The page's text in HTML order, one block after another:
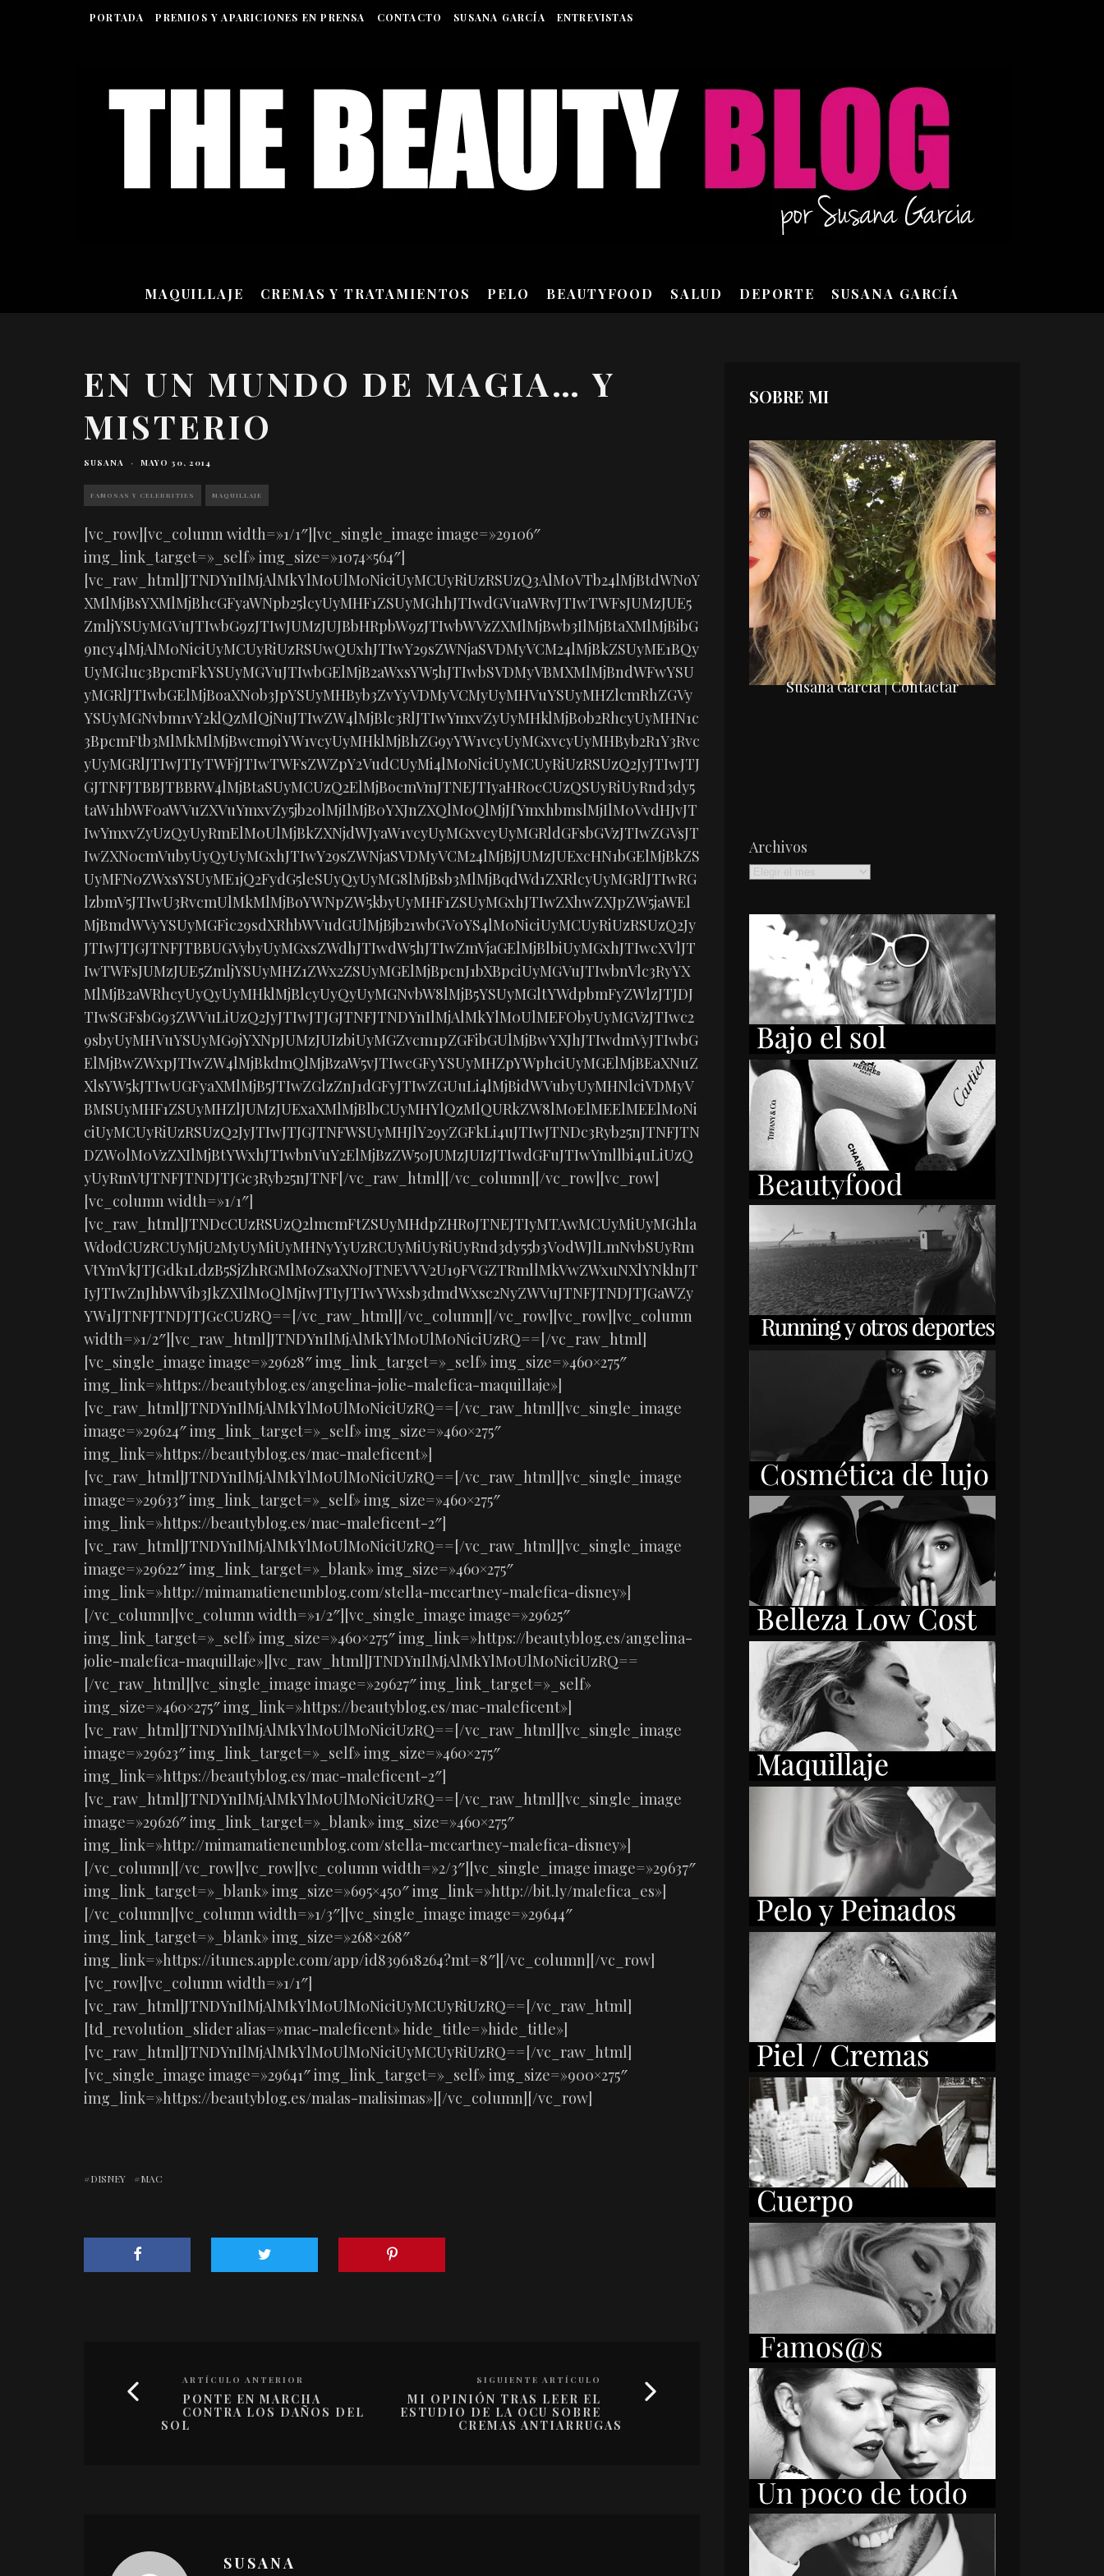
PORTADA PREMIOS Y APARICIONES EN PRENSA CONTACTO SUSANA GARCÍA ENTREVISTAS
MAQUILLAJE CREMAS Y TRATAMIENTOS PELO BEAUTYFOOD SALUD DEPORTE SUSANA GARCÍA
EN UN MUNDO DE MAGIA… Y
MISTERIO
SUSANA · MAYO 30, 2014
FAMOSAS Y CELEBRITIES MAQUILLAJE
[vc_row][vc_column width=»1/1″][vc_single_image image=»29106″
img_link_target=»_self» img_size=»1074×564″]
[vc_raw_html]JTNDYnIlMjAlMkYlM0UlM0NiciUyMCUyRiUzRSUzQ3AlM0VTb24lMjBtdWNoY
XMlMjBsYXMlMjBhcGFyaWNpb25lcyUyMHF1ZSUyMGhhJTIwdGVuaWRvJTIwTWFsJUMzJUE5
ZmljYSUyMGVuJTIwbG9zJTIwJUMzJUJBbHRpbW9zJTIwbWVzZXMlMjBwb3IlMjBtaXMlMjBibG
9ncy4lMjAlM0NiciUyMCUyRiUzRSUwQUxhJTIwY29sZWNjaSVDMyVCM24lMjBkZSUyME1BQy
UyMGluc3BpcmFkYSUyMGVuJTIwbGElMjB2aWxsYW5hJTIwbSVDMyVBMXMlMjBndWFwYSU
yMGRlJTIwbGElMjBoaXN0b3JpYSUyMHByb3ZvYyVDMyVCMyUyMHVuYSUyMHZlcmRhZGVy
YSUyMGNvbm1vY2klQzMlQjNuJTIwZW4lMjBlc3RlJTIwYmxvZyUyMHklMjB0b2RhcyUyMHN1c
3BpcmFtb3MlMkMlMjBwcm9iYW1vcyUyMHklMjBhZG9yYW1vcyUyMGxvcyUyMHByb2R1Y3Rvc
yUyMGRlJTIwJTIyTWFjJTIwTWFsZWZpY2VudCUyMi4lM0NiciUyMCUyRiUzRSUzQ2JyJTIwJTJ
GJTNFJTBBJTBBRW4lMjBtaSUyMCUzQ2ElMjBocmVmJTNEJTIyaHR0cCUzQSUyRiUyRnd3dy5
taW1hbWF0aWVuZXVuYmxvZy5jb20lMjIlMjB0YXJnZXQlM0QlMjJfYmxhbmslMjIlM0VvdHJvJT
IwYmxvZyUzQyUyRmElM0UlMjBkZXNjdWJyaW1vcyUyMGxvcyUyMGRldGFsbGVzJTIwZGVsJT
IwZXN0cmVubyUyQyUyMGxhJTIwY29sZWNjaSVDMyVCM24lMjBjJUMzJUExcHN1bGElMjBkZS
UyMFN0ZWxsYSUyME1jQ2FydG5leSUyQyUyMG8lMjBsb3MlMjBqdWd1ZXRlcyUyMGRlJTIwRG
lzbmV5JTIwU3RvcmUlMkMlMjBoYWNpZW5kbyUyMHF1ZSUyMGxhJTIwZXhwZXJpZW5jaWEl
MjBmdWVyYSUyMGFic29sdXRhbWVudGUlMjBjb21wbGV0YS4lM0NiciUyMCUyRiUzRSUzQ2Jy
JTIwJTJGJTNFJTBBUGVybyUyMGxsZWdhJTIwdW5hJTIwZmVjaGElMjBlbiUyMGxhJTIwcXVlJT
IwTWFsJUMzJUE5ZmljYSUyMHZ1ZWx2ZSUyMGElMjBpcnJ1bXBpciUyMGVuJTIwbnVlc3RyYX
MlMjB2aWRhcyUyQyUyMHklMjBlcyUyQyUyMGNvbW8lMjB5YSUyMGltYWdpbmFyZWlzJTJDJ
TIwSGFsbG93ZWVuLiUzQ2JyJTIwJTJGJTNFJTNDYnIlMjAlMkYlM0UlMEFObyUyMGVzJTIwc2
9sbyUyMHVuYSUyMG9jYXNpJUMzJUIzbiUyMGZvcm1pZGFibGUlMjBwYXJhJTIwdmVyJTIwbG
ElMjBwZWxpJTIwZW4lMjBkdmQlMjBzaW5vJTIwcGFyYSUyMHZpYWphciUyMGElMjBEaXNuZ
XlsYW5kJTIwUGFyaXMlMjB5JTIwZGlzZnJ1dGFyJTIwZGUuLi4lMjBidWVubyUyMHNlciVDMyV
BMSUyMHF1ZSUyMHZlJUMzJUExaXMlMjBlbCUyMHYlQzMlQURkZW8lM0ElMEElMEElM0Ni
ciUyMCUyRiUzRSUzQ2JyJTIwJTJGJTNFWSUyMHJlY29yZGFkLi4uJTIwJTNDc3Ryb25nJTNFJTN
DZW0lM0VzZXIlMjBtYWxhJTIwbnVuY2ElMjBzZW50JUMzJUIzJTIwdGFuJTIwYmllbi4uLiUzQ
yUyRmVtJTNFJTNDJTJGc3Ryb25nJTNF[/vc_raw_html][/vc_column][/vc_row][vc_row]
[vc_column width=»1/1″]
[vc_raw_html]JTNDcCUzRSUzQ2lmcmFtZSUyMHdpZHRoJTNEJTIyMTAwMCUyMiUyMGhla
WdodCUzRCUyMjU2MyUyMiUyMHNyYyUzRCUyMiUyRiUyRnd3dy55b3V0dWJlLmNvbSUyRm
VtYmVkJTJGdk1LdzB5SjZhRGMlM0ZsaXN0JTNEVVV2U19FVGZTRmllMkVwZWxuNXlYNklnJT
IyJTIwZnJhbWVib3JkZXIlM0QlMjIwJTIyJTIwYWxsb3dmdWxsc2NyZWVuJTNFJTNDJTJGaWZy
YW1lJTNFJTNDJTJGcCUzRQ==[/vc_raw_html][/vc_column][/vc_row][vc_row][vc_column
width=»1/2″][vc_raw_html]JTNDYnIlMjAlMkYlM0UlM0NiciUzRQ==[/vc_raw_html]
[vc_single_image image=»29628″ img_link_target=»_self» img_size=»460×275″
img_link=»https://beautyblog.es/angelina-jolie-malefica-maquillaje»]
[vc_raw_html]JTNDYnIlMjAlMkYlM0UlM0NiciUzRQ==[/vc_raw_html][vc_single_image
image=»29624″ img_link_target=»_self» img_size=»460×275″
img_link=»https://beautyblog.es/mac-maleficent»]
[vc_raw_html]JTNDYnIlMjAlMkYlM0UlM0NiciUzRQ==[/vc_raw_html][vc_single_image
image=»29633″ img_link_target=»_self» img_size=»460×275″
img_link=»https://beautyblog.es/mac-maleficent-2″]
[vc_raw_html]JTNDYnIlMjAlMkYlM0UlM0NiciUzRQ==[/vc_raw_html][vc_single_image
image=»29622″ img_link_target=»_blank» img_size=»460×275″
img_link=»http://mimamatieneunblog.com/stella-mccartney-malefica-disney»]
[/vc_column][vc_column width=»1/2″][vc_single_image image=»29625″
img_link_target=»_self» img_size=»460×275″ img_link=»https://beautyblog.es/angelina-
jolie-malefica-maquillaje»][vc_raw_html]JTNDYnIlMjAlMkYlM0UlM0NiciUzRQ==
[/vc_raw_html][vc_single_image image=»29627″ img_link_target=»_self»
img_size=»460×275″ img_link=»https://beautyblog.es/mac-maleficent»]
[vc_raw_html]JTNDYnIlMjAlMkYlM0UlM0NiciUzRQ==[/vc_raw_html][vc_single_image
image=»29623″ img_link_target=»_self» img_size=»460×275″
img_link=»https://beautyblog.es/mac-maleficent-2″]
[vc_raw_html]JTNDYnIlMjAlMkYlM0UlM0NiciUzRQ==[/vc_raw_html][vc_single_image
image=»29626″ img_link_target=»_blank» img_size=»460×275″
img_link=»http://mimamatieneunblog.com/stella-mccartney-malefica-disney»]
[/vc_column][/vc_row][vc_row][vc_column width=»2/3″][vc_single_image image=»29637″
img_link_target=»_blank» img_size=»695×450″ img_link=»http://bit.ly/malefica_es»]
[/vc_column][vc_column width=»1/3″][vc_single_image image=»29644″
img_link_target=»_blank» img_size=»268×268″
img_link=»https://itunes.apple.com/app/id839618264?mt=8″][/vc_column][/vc_row]
[vc_row][vc_column width=»1/1″]
[vc_raw_html]JTNDYnIlMjAlMkYlM0UlM0NiciUyMCUyRiUzRQ==[/vc_raw_html]
[td_revolution_slider alias=»mac-maleficent» hide_title=»hide_title»]
[vc_raw_html]JTNDYnIlMjAlMkYlM0UlM0NiciUyMCUyRiUzRQ==[/vc_raw_html]
[vc_single_image image=»29641″ img_link_target=»_self» img_size=»900×275″
img_link=»https://beautyblog.es/malas-malisimas»][/vc_column][/vc_row]
DISNEY MAC
ARTÍCULO ANTERIOR
PONTE EN MARCHA
CONTRA LOS DAÑOS DEL
SOL
SIGUIENTE ARTÍCULO
MI OPINIÓN TRAS LEER EL
ESTUDIO DE LA OCU SOBRE
CREMAS ANTIARRUGAS
SUSANA
SOBRE MI
Susana García | Contactar
Archivos